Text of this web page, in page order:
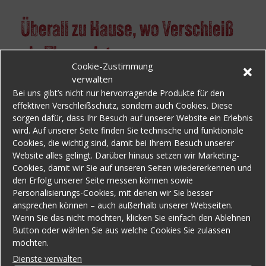
Cookie-Zustimmung
verwalten
Bei uns gibt’s nicht nur hervorragende Produkte für den
effektiven Verschleißschutz, sondern auch Cookies. Diese
sorgen dafür, dass Ihr Besuch auf unserer Website ein Erlebnis
wird. Auf unserer Seite finden Sie technische und funktionale
Cookies, die wichtig sind, damit bei Ihrem Besuch unserer
Website alles gelingt. Darüber hinaus setzen wir Marketing-
Cookies, damit wir Sie auf unseren Seiten wiedererkennen und
den Erfolg unserer Seite messen können sowie
Personalisierungs-Cookies, mit denen wir Sie besser
ansprechen können – auch außerhalb unserer Webseiten.
Wenn Sie das nicht möchten, klicken Sie einfach den Ablehnen
Button oder wählen Sie aus welche Cookies Sie zulassen
möchten.
Dienste verwalten
Überall zu Hause, wo Verschleiß
ein Thema ist
Entdecken Sie die vielfältigen
Einsatzmöglichkeiten unserer Hochleistungs-
Polyurethane, sortiert nach Ihren spezifischen
Anwendungsbereichen:
Beton- & Fertigteilindustrie
Vom Mischer bis zur Verladung: Wir schützen
Ihre gesamte Prozesskette. Erfahren Sie, wie
unsere Mischerschaufeln, Bodenauskleidungen
und Trichterschutz-Systeme die Standzeiten
Ihrer Anlagen vervielfachen und die